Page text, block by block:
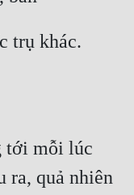
trụ khác.
tới mỗi lúc
ra, quả nhiên